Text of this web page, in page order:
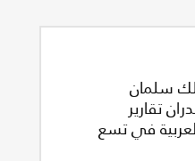
سلمان
تقارير
في تسع